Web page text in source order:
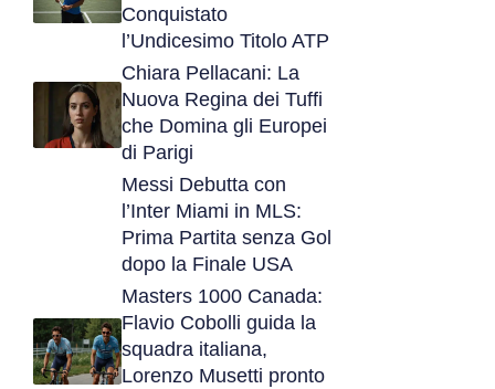
Conquistato
l’Undicesimo Titolo ATP
Chiara Pellacani: La
Nuova Regina dei Tuffi
che Domina gli Europei
di Parigi
Messi Debutta con
l’Inter Miami in MLS:
Prima Partita senza Gol
dopo la Finale USA
Masters 1000 Canada:
Flavio Cobolli guida la
squadra italiana,
Lorenzo Musetti pronto